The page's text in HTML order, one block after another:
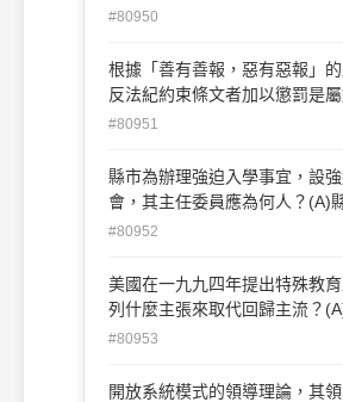
於？(A)總結性評量(B)診斷性評
#80950
根據「善有善報，惡有惡報」
反法紀約束條文者加以懲罰是
(A)報復性懲罰(B)懲戒性懲罰(C)
#80951
縣市為辦理強迫入學事宜，設
會，其主任委員應為何人？(A)
育局長(C)鄉鎮長(D)校長。
#80952
美國在一九九四年提出特殊教
列什麼主張來取代回歸主流？
制度(B)資源教室方案(C)合作教
#80953
開放系統模式的領導理論，其